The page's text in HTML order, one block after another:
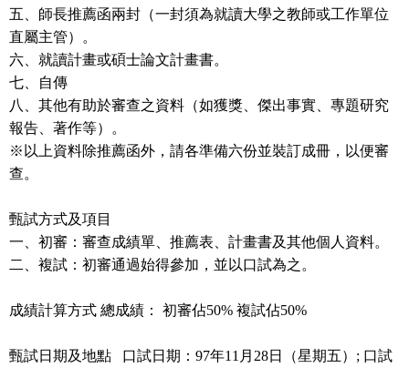
五、師長推薦函兩封（一封須為就讀大學之教師或工作單位
直屬主管）。
六、就讀計畫或碩士論文計畫書。
七、自傳
八、其他有助於審查之資料（如獲獎、傑出事實、專題研究
報告、著作等）。
※以上資料除推薦函外，請各準備六份並裝訂成冊，以便審
查。
甄試方式及項目
一、初審：審查成績單、推薦表、計畫書及其他個人資料。
二、複試：初審通過始得參加，並以口試為之。
成績計算方式 總成績： 初審佔50% 複試佔50%
甄試日期及地點 口試日期： 97年11 月 28日 （星期五）; 口試